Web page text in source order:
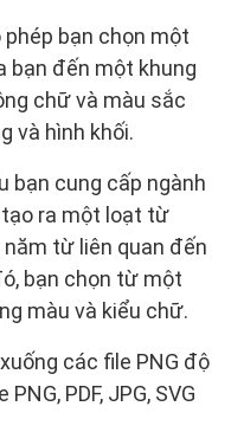
bạn chọn một
bạn đến một khung
chữ và màu sắc
và hình khối.
bạn cung cấp ngành
tạo ra một loạt từ
từ liên quan đến
bạn chọn từ một
màu và kiểu chữ.
các file PNG độ
PDF, JPG, SVG